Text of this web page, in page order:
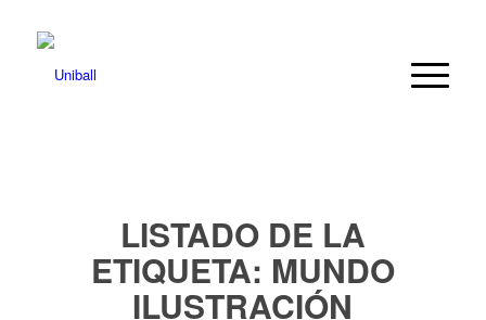
LISTADO DE LA
ETIQUETA: MUNDO
ILUSTRACIÓN